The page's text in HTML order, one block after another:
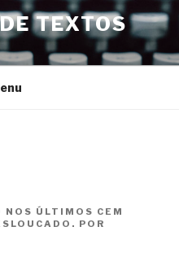
TEXTOS
NOS ÚLTIMOS CEM
POR